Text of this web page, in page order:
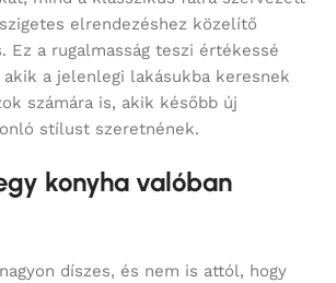
elrendezéshez közelítő
Ez a rugalmasság teszi értékessé
akik a jelenlegi lakásukba keresnek
számára is, akik később új
stílust szeretnének.
konyha valóban
díszes, és nem is attól, hogy